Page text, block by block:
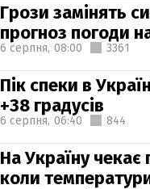
Грози замінять
прогноз погоди
6 серпня, 08:00 3361
Пік спеки в
+38 градусів
6 серпня, 06:40 844
На Україну чекає
коли